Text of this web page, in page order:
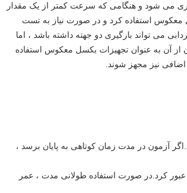
می شود و هنگامی که سرعت کمتر از یک مقدار
معکوس استفاده کرد و در صورت نیاز به تست
می تواند بارگیری دو جهته داشته باشد ، اما
از آن به عنوان تجهیزات بکسل معکوس استفاده
نیز مجهز شوند.
آزمون در مدت زمان کوتاهی به پایان برسد ،
کرد.در صورت استفاده طولانی مدت ، عمر